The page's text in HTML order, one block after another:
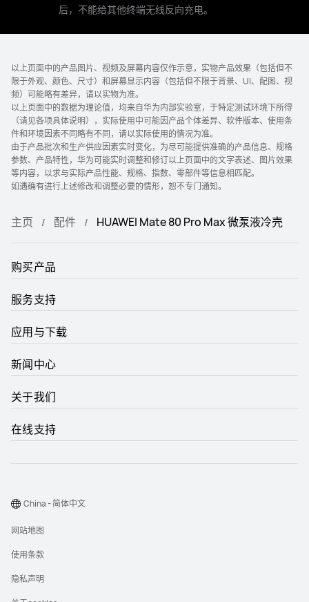
后，不能给其他终端无线反向充电。
以上页面中的产品图片、视频及屏幕内容仅作示意，实物产品效果（包括但不
限于外观、颜色、尺寸）和屏幕显示内容（包括但不限于背景、UI、配图、视
频）可能略有差异，请以实物为准。
以上页面中的数据为理论值，均来自华为内部实验室，于特定测试环境下所得
（请见各项具体说明），实际使用中可能因产品个体差异、软件版本、使用条
件和环境因素不同略有不同，请以实际使用的情况为准。
由于产品批次和生产供应因素实时变化，为尽可能提供准确的产品信息、规格
参数、产品特性，华为可能实时调整和修订以上页面中的文字表述、图片效果
等内容，以求与实际产品性能、规格、指数、零部件等信息相匹配。
如遇确有进行上述修改和调整必要的情形，恕不专门通知。
主页 配件 HUAWEI Mate 80 Pro Max 微泵液冷壳
购买产品
服务支持
应用与下载
新闻中心
关于我们
在线支持
网站地图
使用条款
隐私声明
China - 简体中文